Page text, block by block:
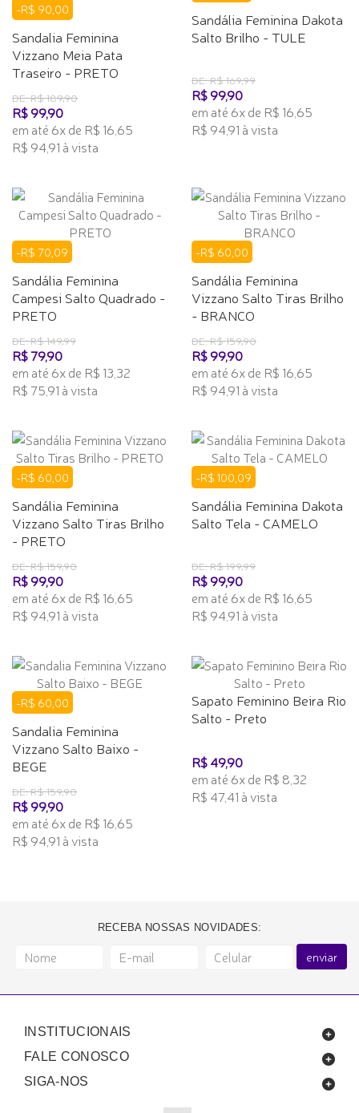
-R$ 90,00
Sandalia Feminina
Vizzano Meia Pata
Traseiro - PRETO
DE: R$ 189,90
R$ 99,90
em até 6x de R$ 16,65
R$ 94,91 à vista
Sandália Feminina Dakota
Salto Brilho - TULE
DE: R$ 169,99
R$ 99,90
em até 6x de R$ 16,65
R$ 94,91 à vista
-R$ 70,09
Sandália Feminina
Campesi Salto Quadrado -
PRETO
DE: R$ 149,99
R$ 79,90
em até 6x de R$ 13,32
R$ 75,91 à vista
-R$ 60,00
Sandália Feminina
Vizzano Salto Tiras Brilho
- BRANCO
DE: R$ 159,90
R$ 99,90
em até 6x de R$ 16,65
R$ 94,91 à vista
-R$ 60,00
Sandália Feminina
Vizzano Salto Tiras Brilho
- PRETO
DE: R$ 159,90
R$ 99,90
em até 6x de R$ 16,65
R$ 94,91 à vista
-R$ 100,09
Sandália Feminina Dakota
Salto Tela - CAMELO
DE: R$ 199,99
R$ 99,90
em até 6x de R$ 16,65
R$ 94,91 à vista
-R$ 60,00
Sandalia Feminina
Vizzano Salto Baixo -
BEGE
DE: R$ 159,90
R$ 99,90
em até 6x de R$ 16,65
R$ 94,91 à vista
Sapato Feminino Beira Rio
Salto - Preto
R$ 49,90
em até 6x de R$ 8,32
R$ 47,41 à vista
RECEBA NOSSAS NOVIDADES:
enviar
INSTITUCIONAIS
FALE CONOSCO
SIGA-NOS